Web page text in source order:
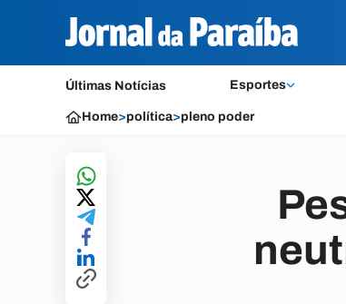
Últimas Notícias Esportes
Home>política>pleno poder